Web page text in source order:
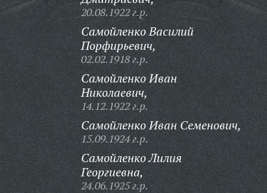
20.08.1922 г.р.
Самойленко Василий
Порфирьевич,
02.02.1918 г.р.
Самойленко Иван
Николаевич,
14.12.1922 г.р.
Самойленко Иван Семенович,
15.09.1924 г.р.
Самойленко Лилия
Георгиевна,
24.06.1925 г.р.